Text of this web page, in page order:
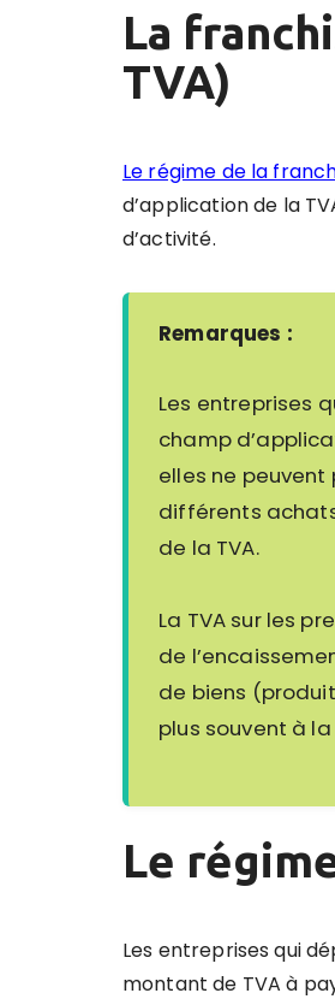
La
TVA)
Le régime de la
d’application de la
d’activité.
Remarques :
Les entreprises
champ
elles ne peuvent
différents
de la TVA.
La TVA sur les
de
de biens
plus souvent à
Le
Les entreprises qui
montant de TVA à